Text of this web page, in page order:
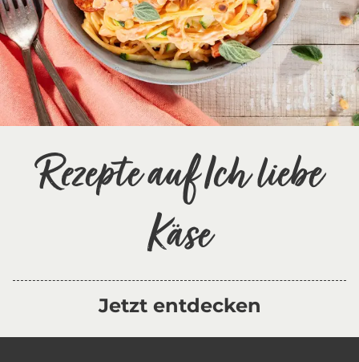
Rezepte auf Ich liebe
Käse
Jetzt entdecken